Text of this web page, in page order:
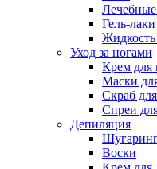
Гель-лаки
Жидкость
Уход за ногами
Крем для
Маски
Скраб
Спреи
Депиляция
Воски